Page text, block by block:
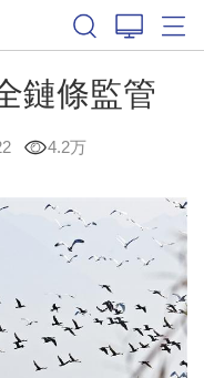
鏈條監管
4.2万